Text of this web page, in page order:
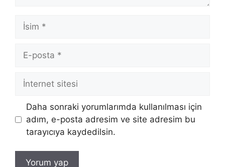
İsim
posta
İnternet
sitesi
Daha sonraki yorumlarımda kullanılması için
adım, e-posta adresim ve site adresim bu
tarayıcıya kaydedilsin.